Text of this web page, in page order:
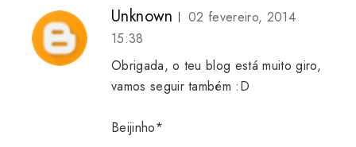
Unknown
02 fevereiro, 2014
15:38
Obrigada, o teu blog está muito giro,
vamos seguir também :D
Beijinho*